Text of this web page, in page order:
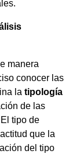
manera
conocer las
la tipología
de las
tipo de
que la
del tipo